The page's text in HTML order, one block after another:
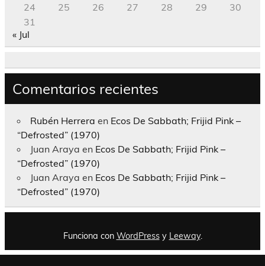
24
25 26 27 28 29
30
31
« Jul
Comentarios recientes
Rubén Herrera en Ecos De Sabbath; Frijid Pink –
“Defrosted” (1970)
Juan Araya en Ecos De Sabbath; Frijid Pink –
“Defrosted” (1970)
Juan Araya en Ecos De Sabbath; Frijid Pink –
“Defrosted” (1970)
Funciona con WordPressy Leeway.